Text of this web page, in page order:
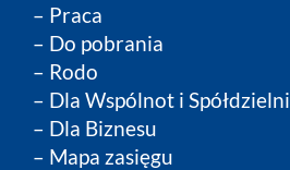
– Praca
– Do pobrania
– Rodo
– Dla Wspólnot i Spółdzielni
– Dla Biznesu
– Mapa zasięgu